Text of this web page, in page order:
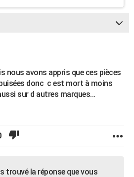
nous avons appris que ces pièces
donc c est mort à moins
sur d autres marques…
trouvé la réponse que vous